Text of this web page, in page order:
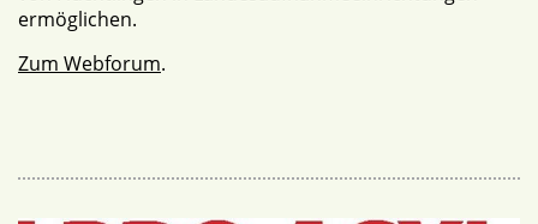
ermöglichen.
Zum Webforum.